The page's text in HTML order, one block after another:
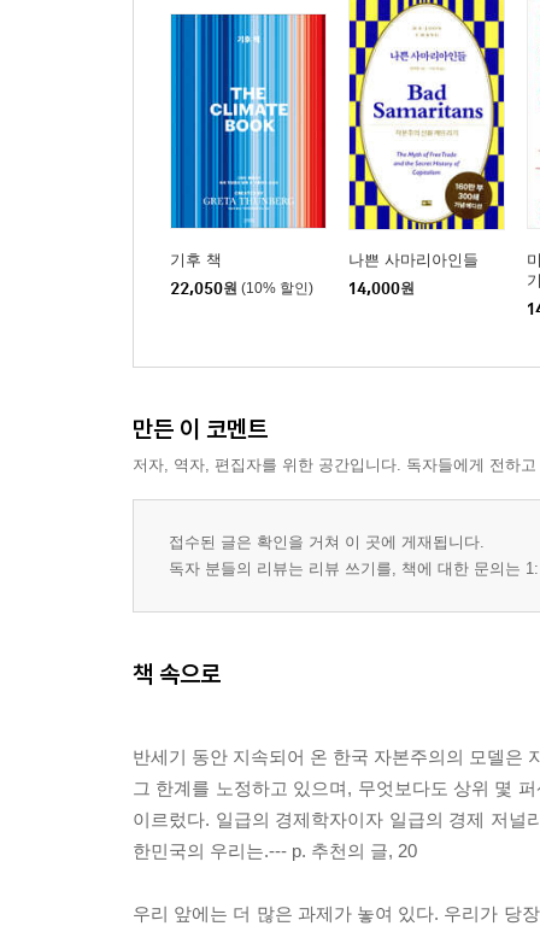
위기 이후의 위기들
불평등은 불가피한 것이 아니다
7부 변화하는 세계
모리셔스의 기적
싱가포르가 불평등한 미국에게 주는 교훈
일본은 경계해야 한다
일본은 반면교사가 아니라 모델이다
중국의 로드맵
국가와 시장의 균형을 추구하는 중국의 개혁
스페인의 불황
불평등이 경기 회복을 가로막고 있다
일자리에 대하여
풍요로운 시대의 빈곤
혁신의 수수께끼
상위 1퍼센트가 혁신의 주역이라는 논리의 오류와
레이건 행정부가 불평등 심화의 전환점인 이유에
기후 책
22,050원 (10% 할인)
나쁜 사마리아인들
14,000원
만든 이 코멘트
저자, 역자, 편집자를 위한 공간입니다. 독자들에게 전하
접수된 글은 확인을 거쳐 이 곳에 게재됩니다.
독자 분들의 리뷰는 리뷰 쓰기를, 책에 대한 문의는
책 속으로
반세기 동안 지속되어 온 한국 자본주의의 모델은
그 한계를 노정하고 있으며, 무엇보다도 상위 몇
이르렀다. 일급의 경제학자이자 일급의 경제 저
한민국의 우리는.--- p. 추천의 글, 20
우리 앞에는 더 많은 과제가 놓여 있다. 우리가 당